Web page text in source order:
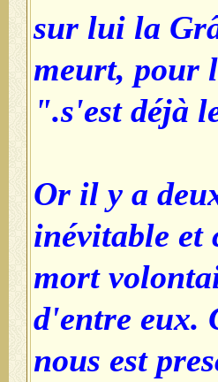
sur lui la
meurt, pour
s'est déjà
Or il y a
inévitable et
mort
d'entre eux.
nous est